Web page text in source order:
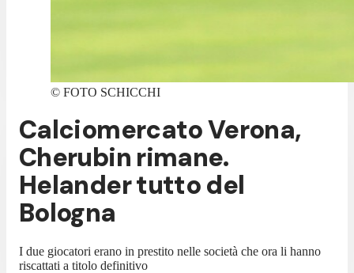
© FOTO SCHICCHI
Calciomercato Verona,
Cherubin rimane.
Helander tutto del
Bologna
I due giocatori erano in prestito nelle società che ora li hanno
riscattati a titolo definitivo